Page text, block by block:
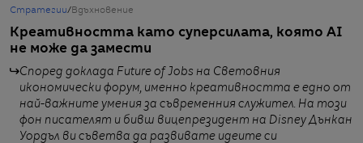
Стратегии/ Вдъхновение
Креативността като суперсилата, която AI
не може да замести
Според доклада Future of Jobs на Световния
икономически форум, именно креативността е едно от
най-важните умения за съвременния служител. На този
фон писателят и бивш вицепрезидент на Disney Дънкан
Уордъл ви съветва да развивате идеите си